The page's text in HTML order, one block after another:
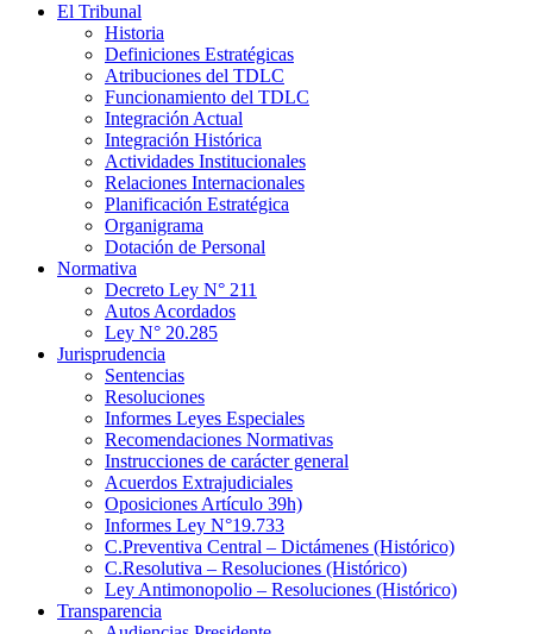
El Tribunal
Historia
Definiciones Estratégicas
Atribuciones del TDLC
Funcionamiento del TDLC
Integración Actual
Integración Histórica
Actividades Institucionales
Relaciones Internacionales
Planificación Estratégica
Organigrama
Dotación de Personal
Normativa
Decreto Ley N° 211
Autos Acordados
Ley N° 20.285
Jurisprudencia
Sentencias
Resoluciones
Informes Leyes Especiales
Recomendaciones Normativas
Instrucciones de carácter general
Acuerdos Extrajudiciales
Oposiciones Artículo 39h)
Informes Ley N°19.733
C.Preventiva Central – Dictámenes (Histórico)
C.Resolutiva – Resoluciones (Histórico)
Ley Antimonopolio – Resoluciones (Histórico)
Transparencia